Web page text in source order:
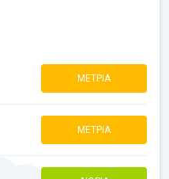
ΜΈΤΡΙΑ
ΜΈΤΡΙΑ